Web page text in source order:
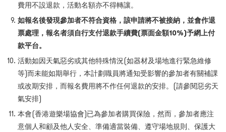
費用不設退款，活動名額亦不得轉讓。
如報名後發現參加者不符合資格，該申請將不被接納，並會作退
票處理，報名者須自行支付退款手續費(票面金額10%)予網上付
款平台。
活動如因天氣惡劣或其他特殊情況(如器材及場地進行緊急維修
等)而未能如期舉行，本計劃職員將通知受影響的參加者有關補課
或改期安排，而報名費用將不作任何退款的安排。(請參閱惡劣天
氣安排)
本會(香港遊樂場協會)已為參加者購買保險，然而，參加者應注
意個人和顧及他人安全、準備適當裝備、遵守場地規則、保護大